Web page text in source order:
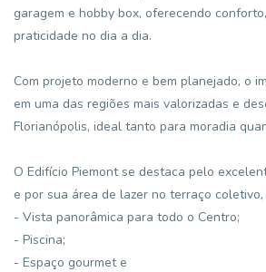
garagem e hobby box, oferecendo
praticidade no dia a dia.
Com projeto moderno e bem planejado, o
em uma das regiões mais valorizadas e
Florianópolis, ideal tanto para moradia
O Edifício Piemont se destaca pelo
e por sua área de lazer no terraço
- Vista panorâmica para todo o Centro;
- Piscina;
- Espaço gourmet e